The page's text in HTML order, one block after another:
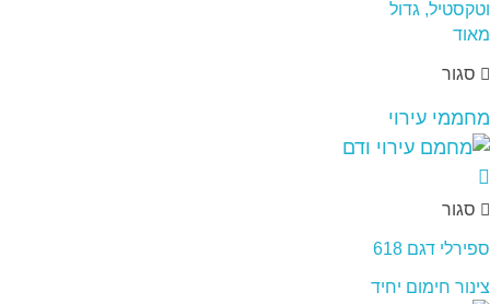
סגור
מחממי עירוי
סגור
ספירלי דגם 618
צינור חימום יחיד